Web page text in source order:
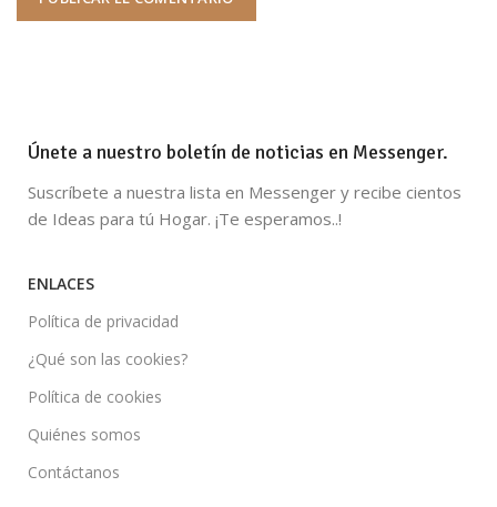
Únete a nuestro boletín de noticias en Messenger.
Suscríbete a nuestra lista en Messenger y recibe cientos
de Ideas para tú Hogar. ¡Te esperamos..!
ENLACES
Política de privacidad
¿Qué son las cookies?
Política de cookies
Quiénes somos
Contáctanos